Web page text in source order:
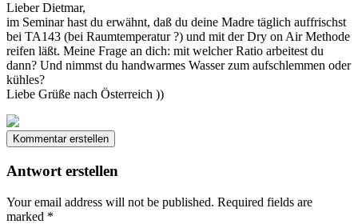
Lieber Dietmar,
im Seminar hast du erwähnt, daß du deine Madre täglich auffrischst
bei TA143 (bei Raumtemperatur ?) und mit der Dry on Air Methode
reifen läßt. Meine Frage an dich: mit welcher Ratio arbeitest du
dann? Und nimmst du handwarmes Wasser zum aufschlemmen oder
kühles?
Liebe Grüße nach Österreich ))
Kommentar erstellen
Antwort erstellen
Your email address will not be published. Required fields are
marked *